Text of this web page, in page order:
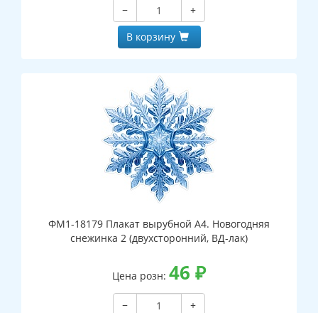
−
+
В корзину
ФМ1-18179 Плакат вырубной А4. Новогодняя
снежинка 2 (двухсторонний, ВД-лак)
Цена розн: 46 ₽
−
+